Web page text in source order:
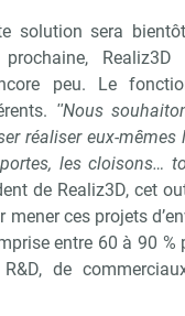
solution sera
peu. Le
ʺNous
réaliser eux-
les cloisons…
de Realiz3D, cet
ces projets
entre 60 à 90 %
de